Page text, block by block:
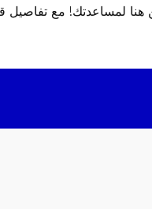
هنا لمساعدتك! مع